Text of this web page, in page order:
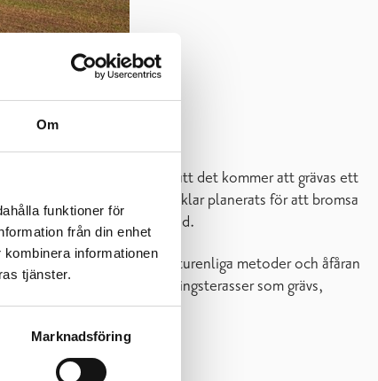
Om
funktioner för
från din enhet
informationen
tjänster.
Marknadsföring
innebär att det kommer att grävas ett
våtmarker och bottentrösklar planerats för att bromsa
blir det längsta i Finland.
mångfalden gynnas av naturenliga metoder och åfåran
genom de översvämningsterasser som grävs,